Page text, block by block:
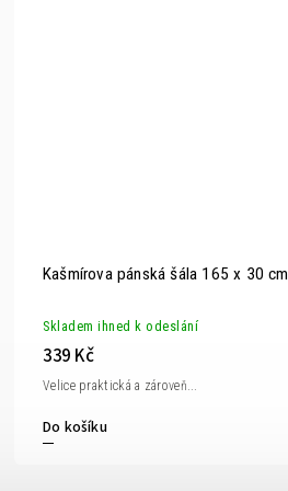
Kašmírova pánská šála 165 x 30 cm
Skladem ihned k odeslání
339 Kč
Do košíku
Velice praktická a zároveň...